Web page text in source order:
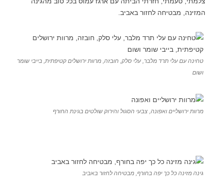
המזינה, מבטיחה לחזור באביב.
טחינה עם עלי תרד מלבר, עלי סלק, חובזה, מרוות ירושלים קטיפתית, בייבי שומר
ושום
מרוות ירושליים ואפונה, צבעי הסגול והירוק שולטים בגינת החורף
גינה מזינה כל כך יפה בחורף, מבטיחה לחזור באביב